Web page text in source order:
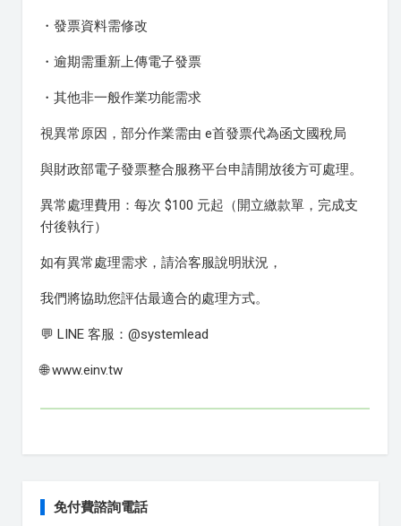
・發票資料需修改
・逾期需重新上傳電子發票
・其他非一般作業功能需求
視異常原因，部分作業需由 e首發票代為函文國稅局
與財政部電子發票整合服務平台申請開放後方可處理。
異常處理費用：每次 $100 元起（開立繳款單，完成支
付後執行）
如有異常處理需求，請洽客服說明狀況，
我們將協助您評估最適合的處理方式。
💬 LINE 客服：@systemlead
🌐 www.einv.tw
免付費諮詢電話